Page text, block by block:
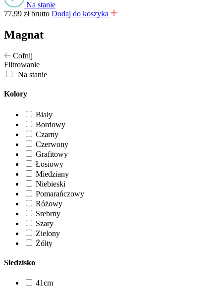
Na stanie
77,99 zł brutto Dodaj do koszyka
Magnat
Cofnij
Filtrowanie
Na stanie
Kolory
Biały
Bordowy
Czarny
Czerwony
Grafitowy
Łosiowy
Miedziany
Niebieski
Pomarańczowy
Różowy
Srebrny
Szary
Zielony
Żółty
Siedzisko
41cm